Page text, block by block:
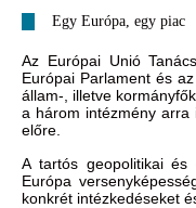
Egy Európa, egy piac
Az Európai Unió
Európai Parlament és
állam-, illetve
a három intézmény arra
előre.
A tartós geopolitikai és
Európa
konkrét intézkedéseket